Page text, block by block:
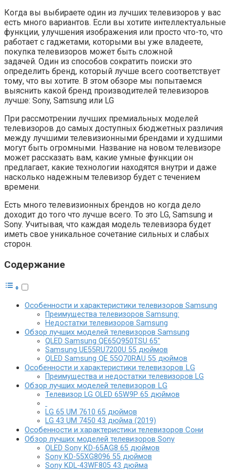
Когда вы выбираете один из лучших телевизоров у вас
есть много вариантов. Если вы хотите интеллектуальные
функции, улучшения изображения или просто что-то, что
работает с гаджетами, которыми вы уже владеете,
покупка телевизоров может быть сложной
задачей. Один из способов сократить поиски это
определить бренд, который лучше всего соответствует
тому, что вы хотите. В этом обзоре мы попытаемся
выяснить какой бренд производителей телевизоров
лучше: Sony, Samsung или LG
При рассмотрении лучших премиальных моделей
телевизоров до самых доступных бюджетных различия
между лучшими телевизионными брендами и худшими
могут быть огромными. Название на новом телевизоре
может рассказать вам, какие умные функции он
предлагает, какие технологии находятся внутри и даже
насколько надежным телевизор будет с течением
времени.
Есть много телевизионных брендов но когда дело
доходит до того что лучше всего. То это LG, Samsung и
Sony. Учитывая, что каждая модель телевизора будет
иметь свое уникальное сочетание сильных и слабых
сторон.
Содержание
Особенности и характеристики телевизоров Samsung
Преимущества телевизоров Samsung:
Недостатки телевизоров Samsung
Обзор лучших моделей телевизоров Samsung
QLED Samsung QE65Q950TSU 65″
Samsung UE55RU7200U 55 дюймов
QLED Samsung QE 55Q70RAU 55 дюймов
Особенности и характеристики телевизоров LG
Преимущества и недостатки телевизоров LG
Обзор лучших моделей телевизоров LG
Телевизор LG OLED 65W9P 65 дюймов
LG 65 UM 7610 65 дюймов
LG 43 UM 7450 43 дюйма (2019)
Особенности и характеристики телевизоров Сони
Обзор лучших моделей телевизоров Sony
OLED Sony KD-65AG8 65 дюймов
Sony KD-55XG8096 55 дюймов
Sony KDL-43WF805 43 дюйма